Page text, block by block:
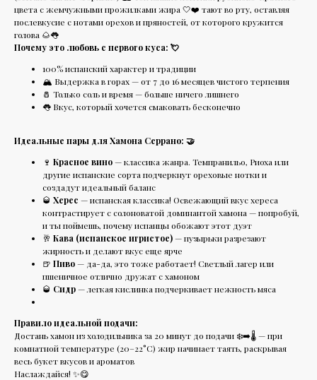
цвета с жемчужными прожилками жира 🤍❤️ тают во рту, оставляя
послевкусие с нотами орехов и пряностей, от которого кружится
голова 🌰👅
Почему это любовь с первого куса: 💘
100% испанский характер и традиции
🏔️ Выдержка в горах — от 7 до 16 месяцев чистого терпения
🧂 Только соль и время — больше ничего лишнего
👅 Вкус, который хочется смаковать бесконечно
Идеальные пары для Хамона Серрано: 🤝
🍷 Красное вино— классика жанра. Темпранильо, Риоха или
другие испанские сорта подчеркнут ореховые нотки и
создадут идеальный баланс
🥃 Херес — испанская классика! Освежающий вкус хереса
контрастирует с солоноватой доминантой хамона — попробуй,
и ты поймешь, почему испанцы обожают этот дуэт
🥂 Кава (испанское игристое)— пузырьки разрезают
жирность и делают вкус еще ярче
🍺 Пиво— да-да, это тоже работает! Светлый лагер или
пшеничное отлично дружат с хамоном
🥃 Сидр— легкая кислинка подчеркивает нежность мяса
Правило идеальной подачи:
Достань хамон из холодильника за 20 минут до подачи ❄️➡️🌡️ — при
комнатной температуре (20–22°C) жир начинает таять, раскрывая
весь букет вкусов и ароматов
Наслаждайся! ✨😋